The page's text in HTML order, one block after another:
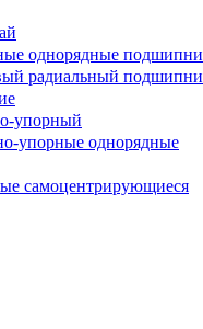
однорядные
радиальный
упорный
упорные однорядные
самоцентрирующиеся